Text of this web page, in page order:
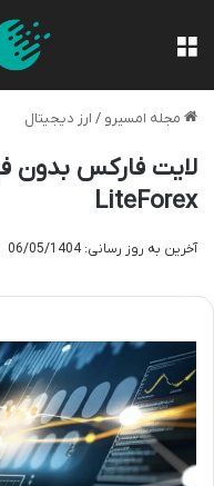
مجله امسیرو / ارز دیجیتال
لایت فارکس بدون
LiteForex
آخرین به روز رسانی: 06/05/1404